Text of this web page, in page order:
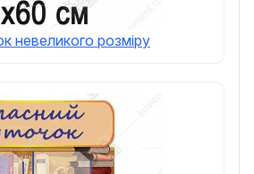
невеликого розміру